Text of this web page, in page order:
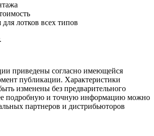
для лотков всех типов
приведены согласно имеющейся
публикации. Характеристики
изменены без предварительного
подробную и точную информацию можно
партнеров и дистрибьюторов